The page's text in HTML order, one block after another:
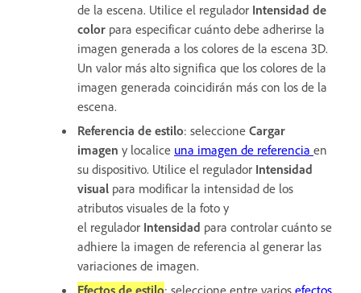
de la escena. Utilice el regulador Intensidad de
color para especificar cuánto debe adherirse la
imagen generada a los colores de la escena 3D.
Un valor más alto significa que los colores de la
imagen generada coincidirán más con los de la
escena.
Referencia de estilo: seleccione Cargar
imagen y localice una imagen de referencia en
su dispositivo. Utilice el regulador Intensidad
visual para modificar la intensidad de los
atributos visuales de la foto y
el regulador Intensidad para controlar cuánto se
adhiere la imagen de referencia al generar las
variaciones de imagen.